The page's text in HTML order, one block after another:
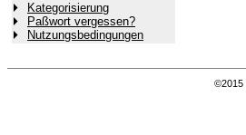
Kategorisierung
Paßwort vergessen?
Nutzungsbedingungen
©2015